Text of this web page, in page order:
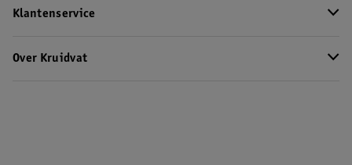
Klantenservice
Over Kruidvat